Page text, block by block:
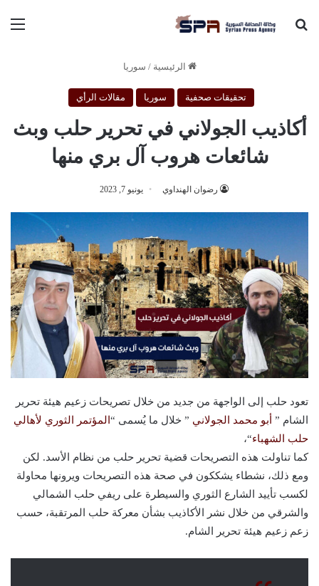
بحث عن
الرئيسية / سوريا
تحقيقات صحفية سوريا مقالات الرأي
أكاذيب الجولاني في تحرير حلب وبث
شائعات هروب آل بري منها
رضوان الهنداوي يونيو 7, 2023
تعود حلب إلى الواجهة من جديد من خلال تصريحات زعيم هيئة تحرير
الشام ” أبو محمد الجولاني ” خلال ما يُسمى “ المؤتمر الثوري لأهالي
حلب الشهباء“،
كما تناولت هذه التصريحات قضية تحرير حلب من نظام الأسد. لكن
ومع ذلك، نشطاء يشككون في صحة هذه التصريحات ويرونها محاولة
لكسب تأييد الشارع الثوري والسيطرة على ريفي حلب الشمالي
والشرقي من خلال نشر الأكاذيب بشأن معركة حلب المرتقبة، حسب
زعم زعيم هيئة تحرير الشام.